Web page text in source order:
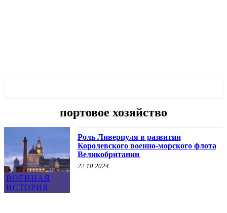
портовое хозяйство
ВОЕННАЯ
ИСТОРИЯ
Роль Ливерпуля в развитии
Королевского военно-морского флота
Великобритании
22.10.2024